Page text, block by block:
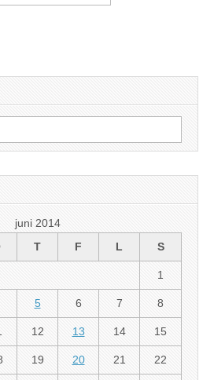
juni 2014
T F L S
1
5 6 7 8
12 13 14 15
19 20 21 22